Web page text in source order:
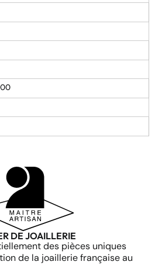
DE JOAILLERIE
des pièces uniques
de la joaillerie française au